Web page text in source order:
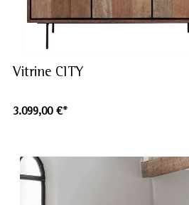
Vitrine CITY
3.099,00 €*